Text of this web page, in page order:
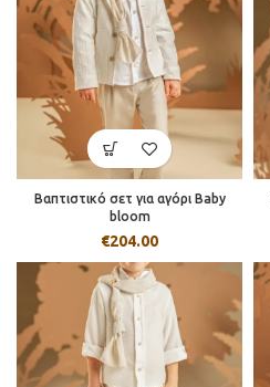
Βαπτιστικό σετ για αγόρι Baby
bloom
€204.00